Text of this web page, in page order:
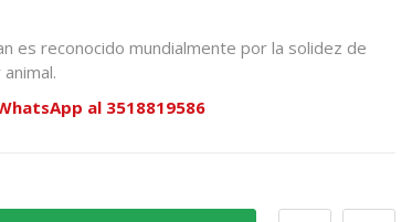
es reconocido mundialmente por la solidez de
al 3518819586